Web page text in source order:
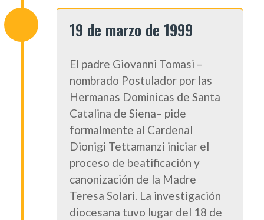
19 de marzo de 1999
El padre Giovanni Tomasi –
nombrado Postulador por las
Hermanas Dominicas de Santa
Catalina de Siena– pide
formalmente al Cardenal
Dionigi Tettamanzi iniciar el
proceso de beatificación y
canonización de la Madre
Teresa Solari. La investigación
diocesana tuvo lugar del 18 de